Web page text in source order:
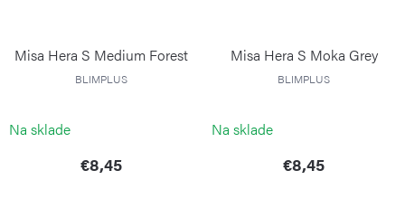
Misa Hera S Medium Forest
BLIMPLUS
Na sklade
€8,45
Misa Hera S Moka Grey
BLIMPLUS
Na sklade
€8,45